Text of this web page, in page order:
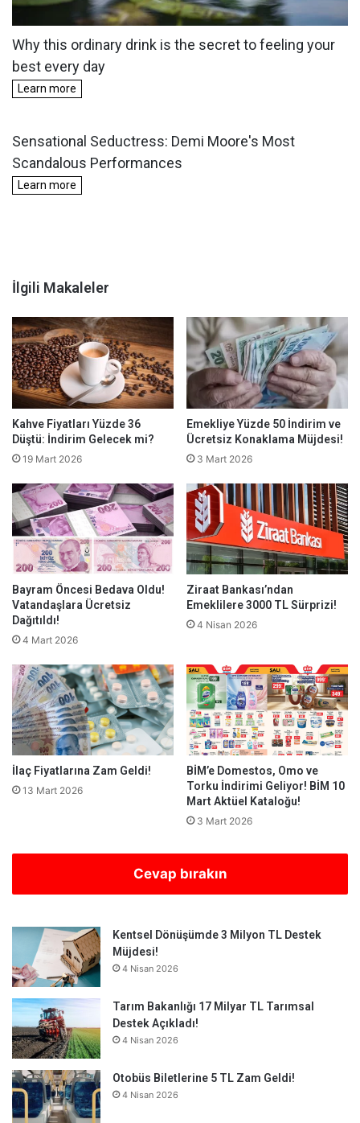
İlgili Makaleler
Kahve Fiyatları Yüzde 36
Düştü: İndirim Gelecek mi?
19 Mart 2026
Emekliye Yüzde 50 İndirim ve
Ücretsiz Konaklama Müjdesi!
3 Mart 2026
Bayram Öncesi Bedava Oldu!
Vatandaşlara Ücretsiz
Dağıtıldı!
4 Mart 2026
Ziraat Bankası’ndan
Emeklilere 3000 TL Sürprizi!
4 Nisan 2026
İlaç Fiyatlarına Zam Geldi!
13 Mart 2026
BİM’e Domestos, Omo ve
Torku İndirimi Geliyor! BİM 10
Mart Aktüel Kataloğu!
3 Mart 2026
Cevap bırakın
Kentsel Dönüşümde 3 Milyon TL Destek
Müjdesi!
4 Nisan 2026
Tarım Bakanlığı 17 Milyar TL Tarımsal
Destek Açıkladı!
4 Nisan 2026
Otobüs Biletlerine 5 TL Zam Geldi!
4 Nisan 2026